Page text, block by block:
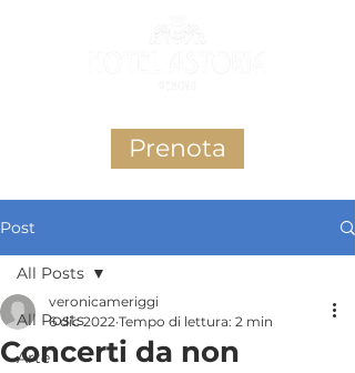
Prenota
Post
All Posts
Arte
All Posts
Concerti da non
veronicameriggi
6 dic 2022 Tempo di lettura: 2 min